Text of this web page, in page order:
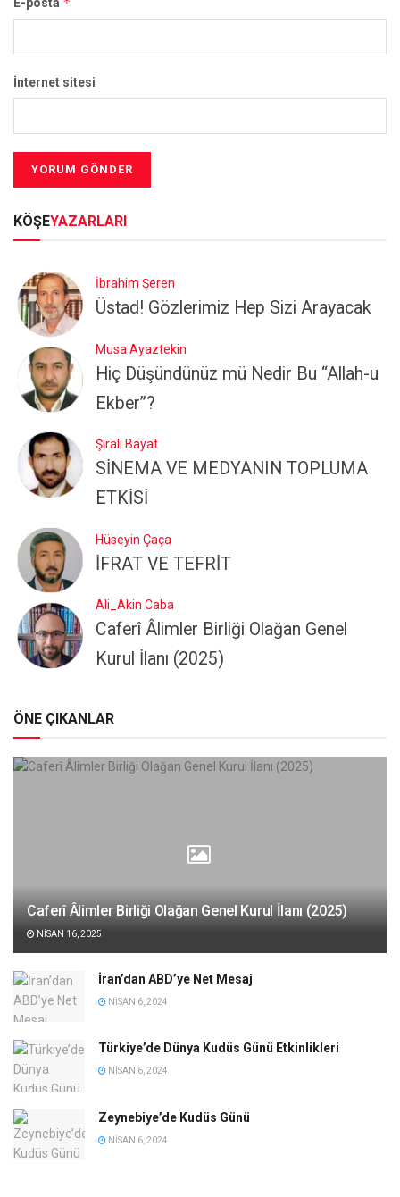
İnternet sitesi
KÖŞEYAZARLARI
İbrahim Şeren
Üstad! Gözlerimiz Hep Sizi Arayacak
Musa Ayaztekin
Hiç Düşündünüz mü Nedir Bu “Allah-u
Ekber”?
Şirali Bayat
SİNEMA VE MEDYANIN TOPLUMA
ETKİSİ
Hüseyin Çaça
İFRAT VE TEFRİT
Ali_Akin Caba
Caferî Âlimler Birliği Olağan Genel
Kurul İlanı (2025)
ÖNE ÇIKANLAR
Caferî Âlimler Birliği Olağan Genel Kurul İlanı (2025)
NISAN 16, 2025
İran’dan ABD’ye Net Mesaj
NISAN 6, 2024
Türkiye’de Dünya Kudüs Günü Etkinlikleri
NISAN 6, 2024
Zeynebiye’de Kudüs Günü
NISAN 6, 2024